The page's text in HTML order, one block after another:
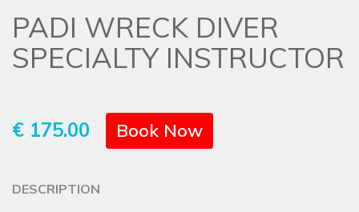
PADI WRECK DIVER
SPECIALTY INSTRUCTOR
€ 175.00 Book Now
DESCRIPTION